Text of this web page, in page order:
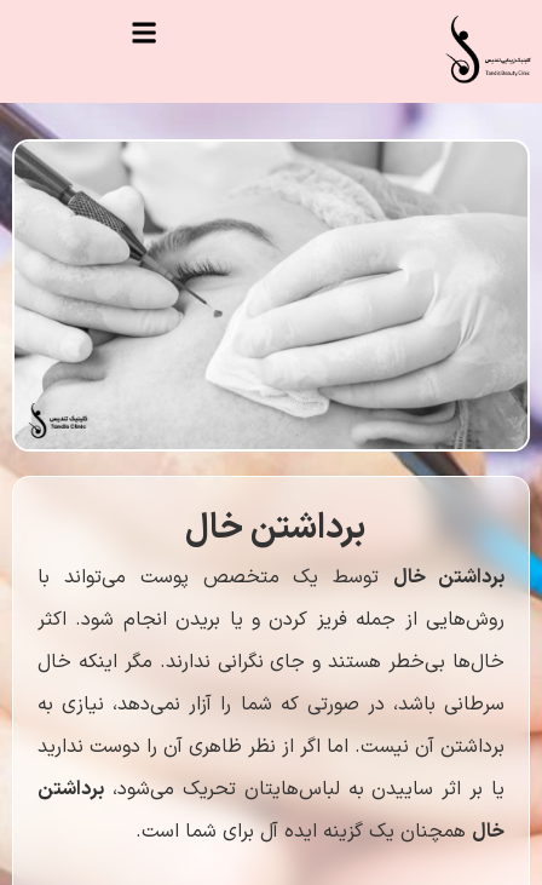
برداشتن خال
برداشتن خال توسط یک متخصص پوست می‌تواند با
روش‌هایی از جمله فریز کردن و یا بریدن انجام شود. اکثر
خال‌ها بی‌خطر هستند و جای نگرانی ندارند. مگر اینکه خال
سرطانی باشد، در صورتی که شما را آزار نمی‌دهد، نیازی به
برداشتن آن نیست. اما اگر از نظر ظاهری آن را دوست ندارید
یا بر اثر ساییدن به لباس‌هایتان تحریک می‌شود، برداشتن
خال همچنان یک گزینه ایده آل برای شما است.